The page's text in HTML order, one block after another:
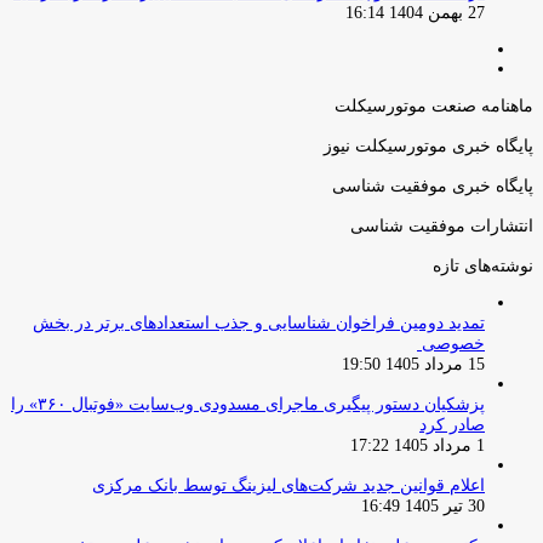
27 بهمن 1404 16:14
ماهنامه صنعت موتورسیکلت
پایگاه خبری موتورسیکلت نیوز
پایگاه خبری موفقیت شناسی
انتشارات موفقیت شناسی
نوشته‌های تازه
تمدید دومین فراخوان شناسایی و جذب استعدادهای برتر در بخش
خصوصی
15 مرداد 1405 19:50
پزشکیان دستور پیگیری ماجرای مسدودی وب‌سایت «فوتبال ۳۶۰» را
صادر کرد
1 مرداد 1405 17:22
اعلام قوانین جدید شرکت‌های لیزینگ توسط بانک مرکزی
30 تیر 1405 16:49